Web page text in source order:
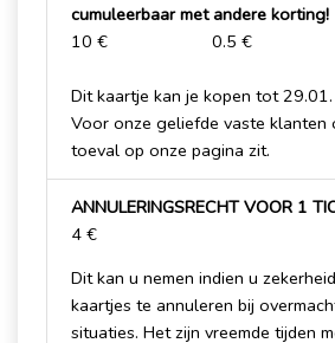
cumuleerbaar met andere korting!
10 €
0.5 €
Dit kaartje kan je kopen tot 29.01.
Voor onze geliefde vaste klanten
toeval op onze pagina zit.
ANNULERINGSRECHT VOOR 1
4 €
Dit kan u nemen indien u
kaartjes te annuleren bij
situaties. Het zijn vreemde tijden